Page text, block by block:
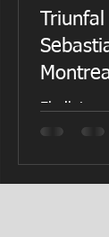
El piloto